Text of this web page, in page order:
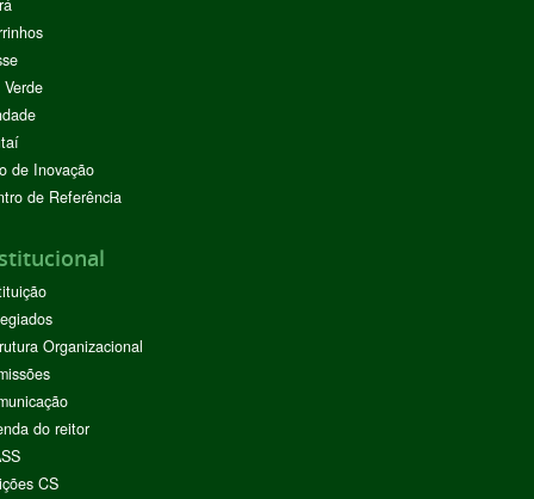
de Inovação
de Referência
Organizacional
do reitor
CS